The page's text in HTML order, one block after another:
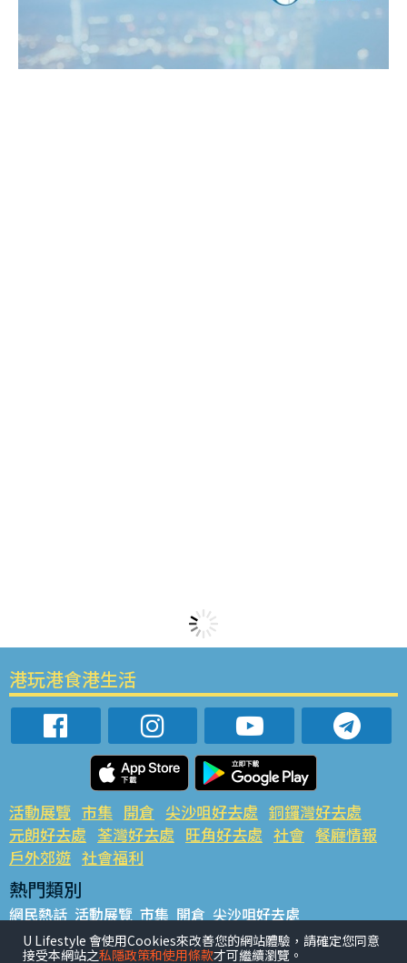
港玩港食港生活
活動展覽 市集 開倉 尖沙咀好去處 銅鑼灣好去處
元朗好去處 荃灣好去處 旺角好去處 社會 餐廳情報
戶外郊遊 社會福利
熱門類別
網民熱話 活動展覽 市集 開倉 尖沙咀好去處
銅鑼灣好去處 元朗好去處 荃灣好去處 旺角好去處 社會
餐廳情報 戶外郊遊
U Lifestyle 會使用Cookies來改善您的網站體驗，請確定您同意
接受本網站之私隱政策和使用條款才可繼續瀏覽。